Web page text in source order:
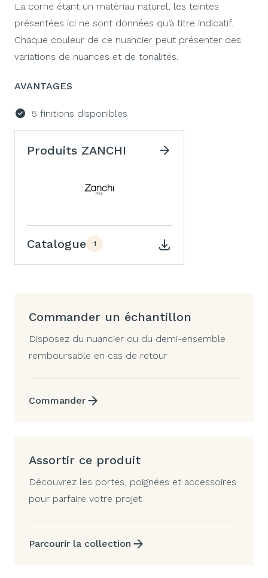
La corne étant un matériau naturel, les teintes
présentées ici ne sont données qu’à titre indicatif.
Chaque couleur de ce nuancier peut présenter des
variations de nuances et de tonalités.
AVANTAGES
5 finitions disponibles
Produits ZANCHI
Catalogue 1
Commander un échantillon
Disposez du nuancier ou du demi-ensemble
remboursable en cas de retour
Commander
Assortir ce produit
Découvrez les portes, poignées et accessoires
pour parfaire votre projet
Parcourir la collection